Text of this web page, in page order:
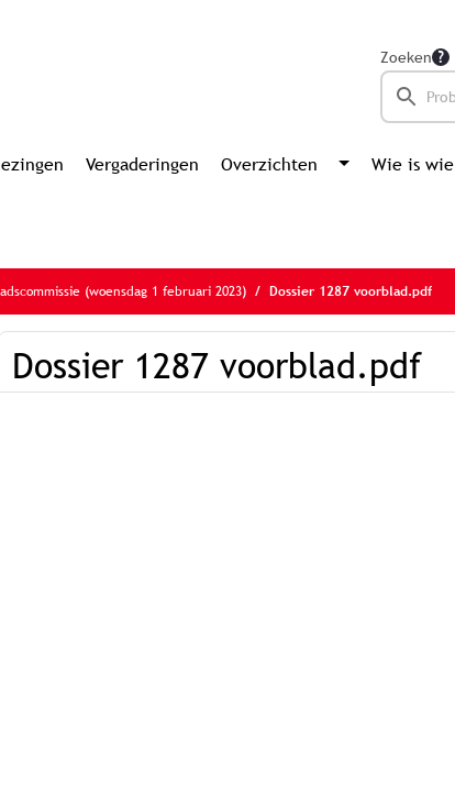
Zoeken
Vergaderingen Overzichten Wie is wie
(woensdag 1 februari 2023) Dossier 1287 voorblad.pdf
Dossier 1287 voorblad.pdf